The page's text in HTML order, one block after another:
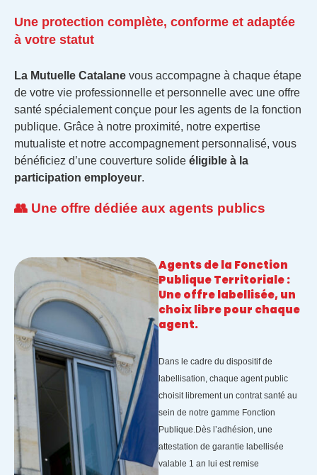
Une protection complète, conforme et adaptée
à votre statut
La Mutuelle Catalane vous accompagne à chaque étape
de votre vie professionnelle et personnelle avec une offre
santé spécialement conçue pour les agents de la fonction
publique. Grâce à notre proximité, notre expertise
mutualiste et notre accompagnement personnalisé, vous
bénéficiez d’une couverture solide éligible à la
participation employeur.
👥 Une offre dédiée aux agents publics
Agents de la Fonction
Publique Territoriale :
Une offre labellisée, un
choix libre pour chaque
agent.
Dans le cadre du dispositif de
labellisation, chaque agent public
choisit librement un contrat santé au
sein de notre gamme Fonction
Publique.Dès l’adhésion, une
attestation de garantie labellisée
valable 1 an lui est remise